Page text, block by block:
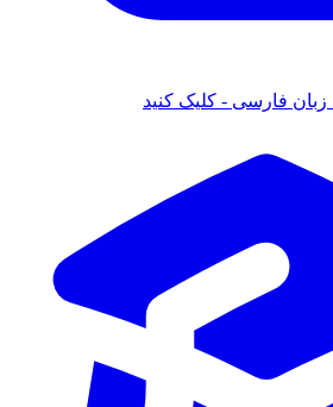
فارسی - کلیک کنید